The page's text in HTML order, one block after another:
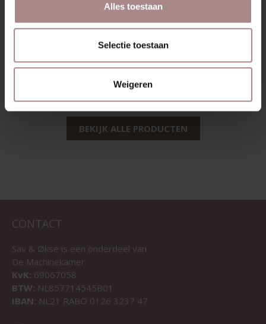
Alles toestaan
Selectie toestaan
Weigeren
SINNI EIKEN |
ZITTING GREY
EDSKE EIKEN |
DONKERBLAUW
BEKIJK ALLE PRODUCTEN
CONTACT
Sav & Økse is een onderdeel van
De Machinekamer
KvK: 69067058
BTW: NL857714545B01
IBAN: NL21 RABO 0126 3237 47